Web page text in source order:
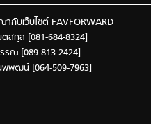
กับเว็บไซต์ FAVFORWARD
สกุล [081-684-8324]
ณ [089-813-2424]
พัฒน์ [064-509-7963]